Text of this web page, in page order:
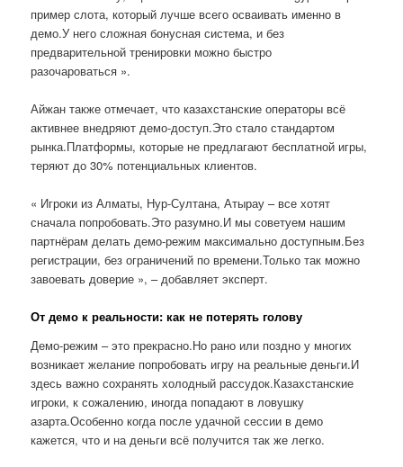
пример слота, который лучше всего осваивать именно в
демо.У него сложная бонусная система, и без
предварительной тренировки можно быстро
разочароваться ».
Айжан также отмечает, что казахстанские операторы всё
активнее внедряют демо-доступ.Это стало стандартом
рынка.Платформы, которые не предлагают бесплатной игры,
теряют до 30% потенциальных клиентов.
« Игроки из Алматы, Нур-Султана, Атырау – все хотят
сначала попробовать.Это разумно.И мы советуем нашим
партнёрам делать демо-режим максимально доступным.Без
регистрации, без ограничений по времени.Только так можно
завоевать доверие », – добавляет эксперт.
От демо к реальности: как не потерять голову
Демо-режим – это прекрасно.Но рано или поздно у многих
возникает желание попробовать игру на реальные деньги.И
здесь важно сохранять холодный рассудок.Казахстанские
игроки, к сожалению, иногда попадают в ловушку
азарта.Особенно когда после удачной сессии в демо
кажется, что и на деньги всё получится так же легко.